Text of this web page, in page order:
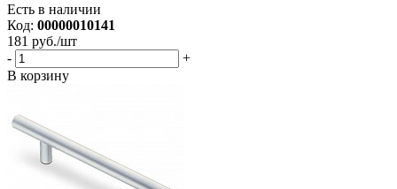
Есть в наличии
Код: 00000010141
181 руб./шт
-
+
В корзину